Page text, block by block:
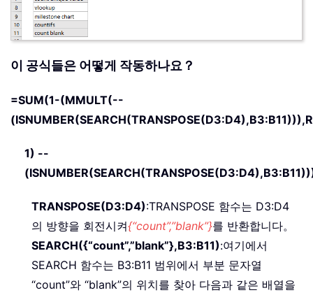
이 공식들은 어떻게 작동하나요？
=SUM(1-(MMULT(--
1) --
TRANSPOSE(D3:D4):TRANSPOSE 함수는 D3:D4
의 방향을 회전시켜{“count”,”blank”}를 반환합니다。
SEARCH({“count”,”blank”},B3:B11):여기에서
SEARCH 함수는 B3:B11 범위에서 부분 문자열
“count”와 “blank”의 위치를 찾아 다음과 같은 배열을